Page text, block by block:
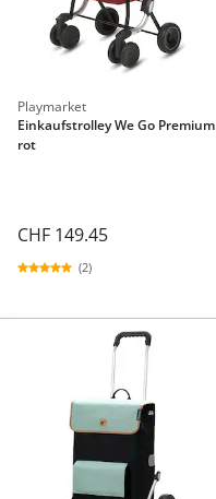
Playmarket
Einkaufstrolley We Go Premium
rot
CHF 149.45
(2)